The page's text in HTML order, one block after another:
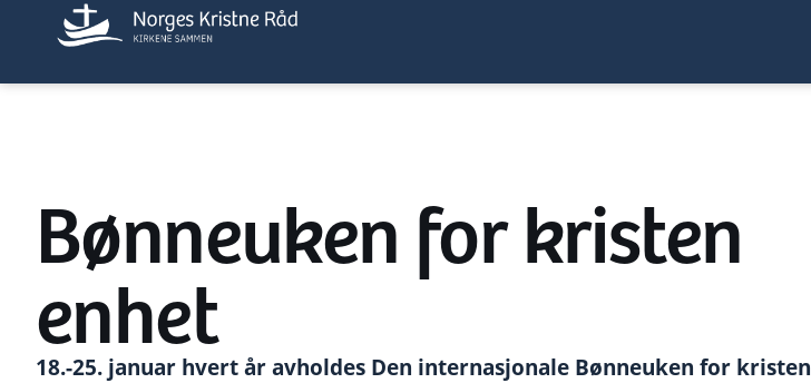
Bønneuken for kristen
enhet
18.-25. januar hvert år avholdes Den internasjonale Bønneuken for kristen